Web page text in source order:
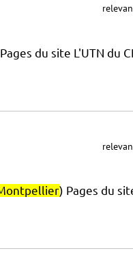
du site L'UTN du
) Pages du